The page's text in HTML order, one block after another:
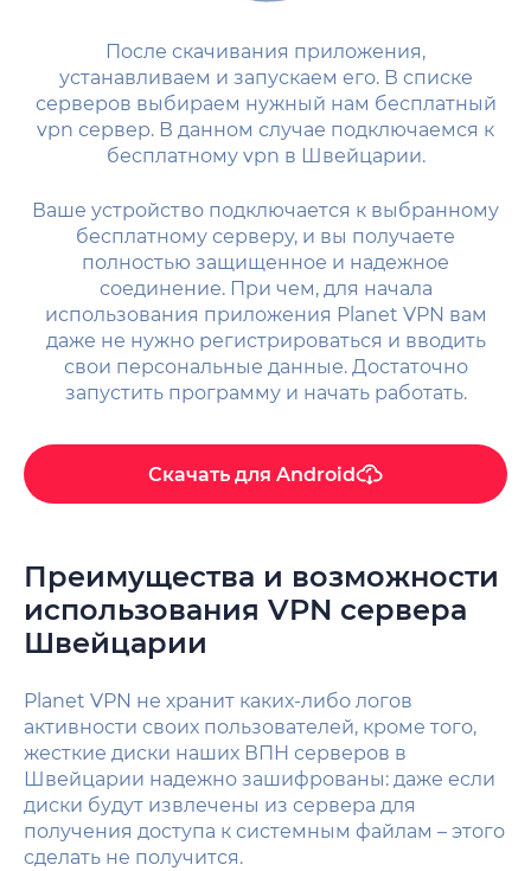
После скачивания приложения,
устанавливаем и запускаем его. В списке
серверов выбираем нужный нам бесплатный
vpn сервер. В данном случае подключаемся к
бесплатному vpn в Швейцарии.
Ваше устройство подключается к выбранному
бесплатному серверу, и вы получаете
полностью защищенное и надежное
соединение. При чем, для начала
использования приложения Planet VPN вам
даже не нужно регистрироваться и вводить
свои персональные данные. Достаточно
запустить программу и начать работать.
Скачать для Android
Преимущества и возможности
использования VPN сервера
Швейцарии
Planet VPN не хранит каких-либо логов
активности своих пользователей, кроме того,
жесткие диски наших ВПН серверов в
Швейцарии надежно зашифрованы: даже если
диски будут извлечены из сервера для
получения доступа к системным файлам – этого
сделать не получится.